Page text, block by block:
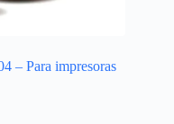
– Para impresoras